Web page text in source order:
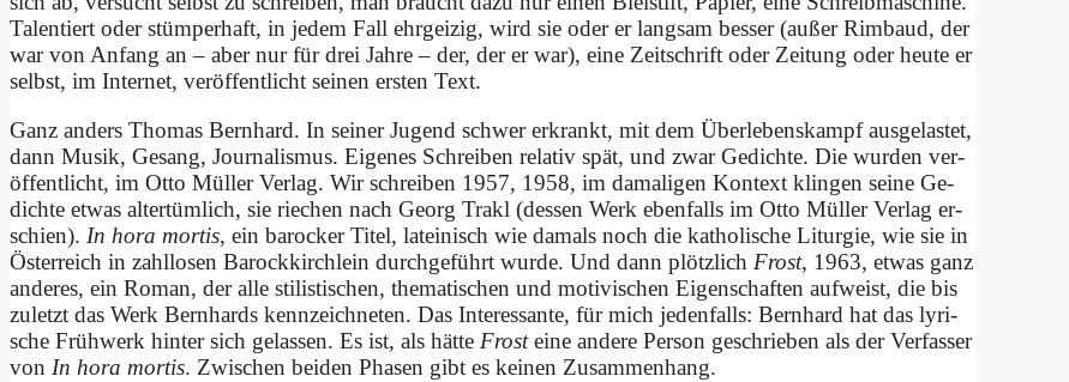
Ta­len­tiert oder stüm­per­haft, in je­dem Fall ehr­gei­zig, wird sie oder er lang­sam bes­ser (au­ßer Rim­baud, der
war von An­fang an – aber nur für drei Jah­re – der, der er war), ei­ne Zeit­schrift oder Zei­tung oder heu­te er
selbst, im In­ter­net, ver­öf­fent­licht sei­nen er­sten Text.
Ganz an­ders Tho­mas Bern­hard. In sei­ner Ju­gend schwer er­krankt, mit dem Über­le­bens­kampf aus­ge­la­stet,
dann Mu­sik, Ge­sang, Jour­na­lis­mus. Ei­ge­nes Schrei­ben re­la­tiv spät, und zwar Ge­dich­te. Die wur­den ver­
öf­fent­licht, im Ot­to Mül­ler Ver­lag. Wir schrei­ben 1957, 1958, im da­ma­li­gen Kon­text klin­gen sei­ne Ge­
dich­te et­was al­ter­tüm­lich, sie rie­chen nach Ge­org Tra­kl (des­sen Werk eben­falls im Ot­to Mül­ler Ver­lag er­
schien). In ho­ra mor­tis, ein ba­rocker Ti­tel, la­tei­nisch wie da­mals noch die ka­tho­li­sche Lit­ur­gie, wie sie in
Öster­reich in zahl­lo­sen Ba­rock­kirch­lein durch­ge­führt wur­de. Und dann plötz­lich Frost, 1963, et­was ganz
an­de­res, ein Ro­man, der al­le sti­li­sti­schen, the­ma­ti­schen und mo­ti­vi­schen Ei­gen­schaf­ten auf­weist, die bis
zu­letzt das Werk Bern­hards kenn­zeich­ne­ten. Das In­ter­es­san­te, für mich je­den­falls: Bern­hard hat das ly­ri­
sche Früh­werk hin­ter sich ge­las­sen. Es ist, als hät­te Frostei­ne an­de­re Per­son ge­schrie­ben als der Ver­fas­ser
von In ho­ra mor­tis. Zwi­schen bei­den Pha­sen gibt es kei­nen Zu­sam­men­hang.